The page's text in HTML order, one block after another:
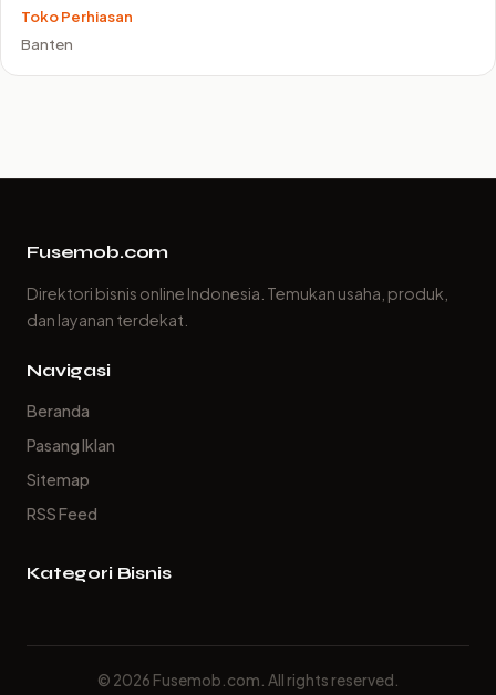
Toko Perhiasan
Banten
Fusemob.com
Direktori bisnis online Indonesia. Temukan usaha, produk,
dan layanan terdekat.
Navigasi
Beranda
Pasang Iklan
Sitemap
RSS Feed
Kategori Bisnis
© 2026 Fusemob.com. All rights reserved.